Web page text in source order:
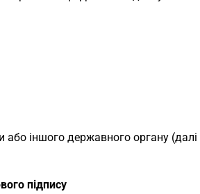
іншого державного органу
підпису